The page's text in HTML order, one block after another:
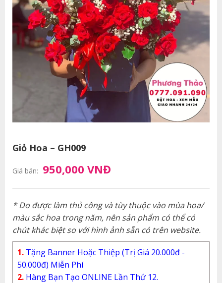
Giỏ Hoa – GH009
Giá bán: 950,000 VNĐ
* Do được làm thủ công và tùy thuộc vào mùa hoa/
màu sắc hoa trong năm, nên sản phẩm có thể có
chút khác biệt so với hình ảnh sẵn có trên website.
1. Tặng Banner Hoặc Thiệp (Trị Giá 20.000đ -
50.000đ) Miễn Phí
2. Hàng Bạn Tạo ONLINE Lần Thứ 12.